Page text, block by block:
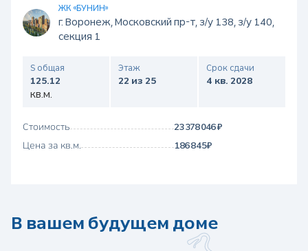
ЖК «БУНИН»
г. Воронеж, Московский пр-т, з/у 138, з/у 140,
секция 1
S общая
125.12
кв.м.
Этаж
22 из 25
Срок сдачи
4 кв. 2028
Стоимость
23 378 046 ₽
Цена за кв.м.
186 845 ₽
В вашем будущем доме